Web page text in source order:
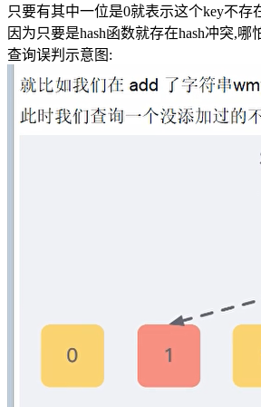
只要有其中一位是0就表示这个key不
因为只要是hash函数就存在hash冲突,
查询误判示意图: